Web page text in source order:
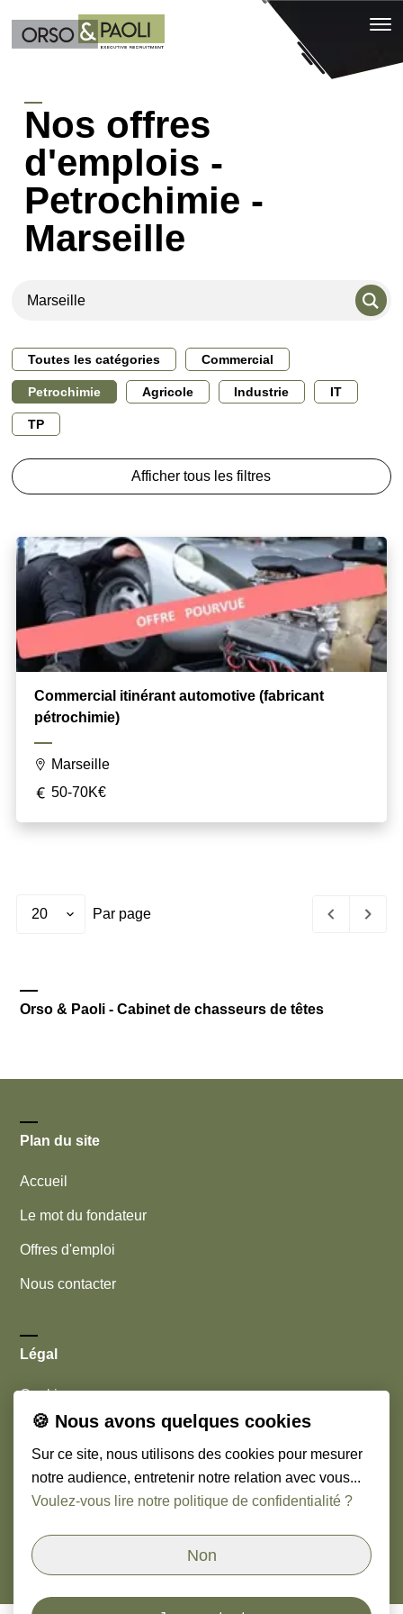
Nos offres
d'emplois -
Petrochimie -
Marseille
Toutes les catégories Commercial
Petrochimie Agricole Industrie IT
TP
Afficher tous les filtres
Commercial itinérant automotive (fabricant
pétrochimie)
Marseille
50-70K€
Par page
page
Orso & Paoli - Cabinet de chasseurs de têtes
Plan du site
Accueil
Le mot du fondateur
Offres d'emploi
Nous contacter
Légal
Cookies
Mentions légales
Nous suivre
Linkedin
🍪 Nous avons quelques cookies
Sur ce site, nous utilisons des cookies pour mesurer
notre audience, entretenir notre relation avec vous...
Voulez-vous lire notre politique de confidentialité ?
Non